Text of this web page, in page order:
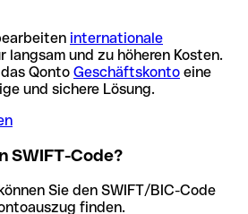
internationale
langsam und zu höheren Kosten.
Qonto Geschäftskonto eine
und sichere Lösung.
SWIFT-Code?
Sie den SWIFT/BIC-Code
finden.